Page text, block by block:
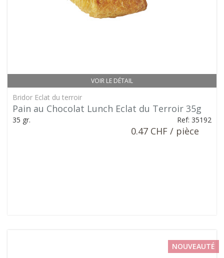
VOIR LE DÉTAIL
Bridor Eclat du terroir
Pain au Chocolat Lunch Eclat du Terroir 35g
35 gr. Ref: 35192
0.47 CHF / pièce
NOUVEAUTÉ